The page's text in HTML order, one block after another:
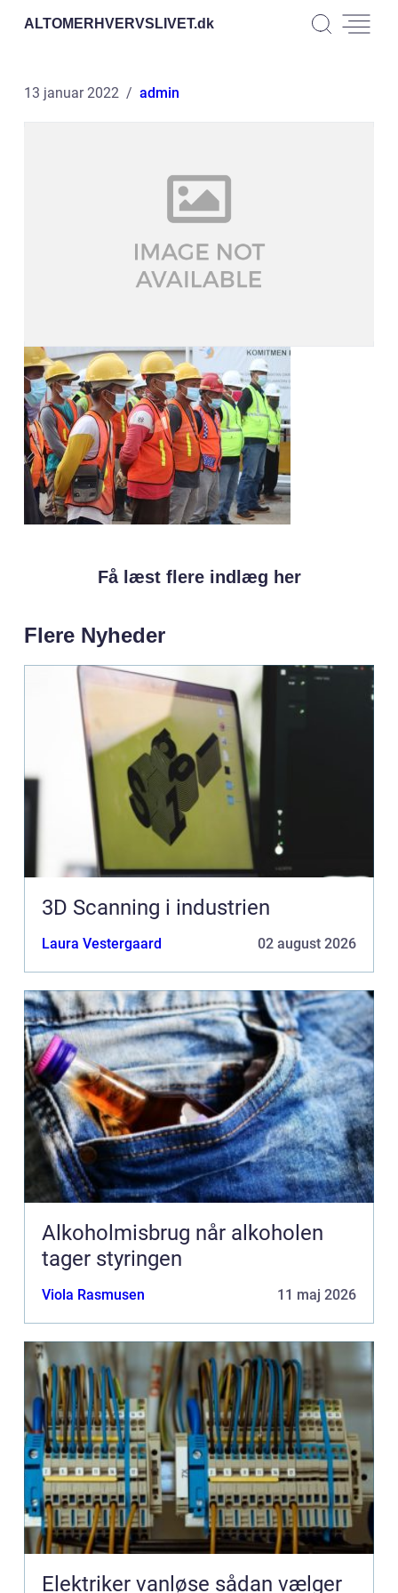
ALTOMERHVERVSLIVET.dk
13 januar 2022 admin
Få læst flere indlæg her
Flere Nyheder
3D Scanning i industrien
Laura Vestergaard 02 august 2026
Alkoholmisbrug når alkoholen
tager styringen
Viola Rasmusen 11 maj 2026
Elektriker vanløse sådan vælger